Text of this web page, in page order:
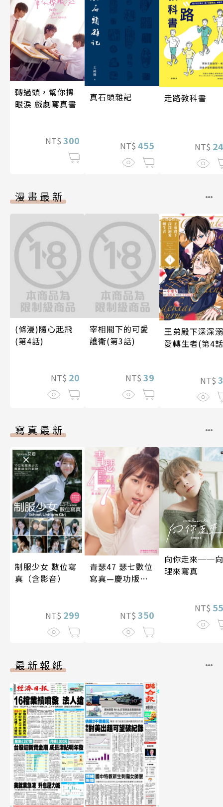
轉過頭，幫你擦
眼淚 戲劇寫真書
NT$ 300
真石頭雜記
NT$ 455
走路教科書
NT$
漫畫最新
(條漫)隨心起飛
(第4話)
NT$ 20
宰相閣下的可愛
護衛(第3話)
NT$ 39
王弟殿下深深溺
愛轉生者(第4
NT$
寫真最新
制服少女 數位寫
真（含影音）
NT$ 299
青瑟47 瑟七數位
寫真—慶功版
NT$ 350
向你走來──向
理來寫真
NT$
最新報紙